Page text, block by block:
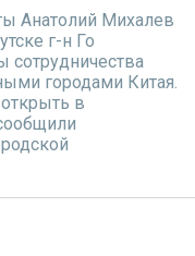
Анатолий Михалев
г-н Го
городами Китая.
в